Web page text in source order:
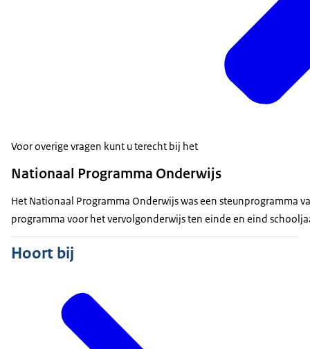
Voor overige vragen kunt u terecht bij het
Nationaal Programma Onderwijs
Het Nationaal Programma Onderwijs was een steunprogramma
programma voor het vervolgonderwijs ten einde en eind
Hoort bij